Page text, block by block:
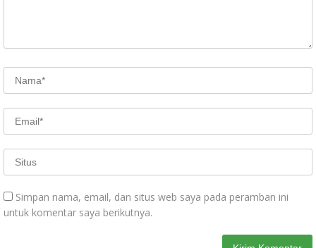
Simpan nama, email, dan situs web saya pada peramban ini
untuk komentar saya berikutnya.